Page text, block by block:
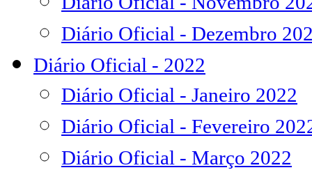
Diário Oficial - Dezembro
Diário Oficial - 2022
Diário Oficial - Janeiro 2022
Diário Oficial - Fevereiro
Diário Oficial - Março 2022